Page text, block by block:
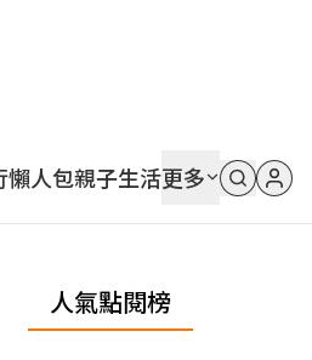
懶人包親子生活更多
人氣點閱榜